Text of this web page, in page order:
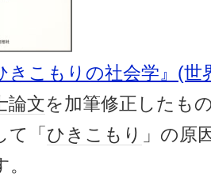
きこもりの社会学』(世
論文を加筆修正したも
て「 ひきこもり 」の原
。